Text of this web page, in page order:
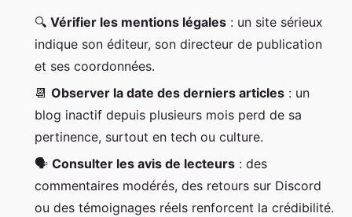
🔍 Vérifier les mentions légales : un site sérieux
indique son éditeur, son directeur de publication
et ses coordonnées.
📆 Observer la date des derniers articles : un
blog inactif depuis plusieurs mois perd de sa
pertinence, surtout en tech ou culture.
🗣️ Consulter les avis de lecteurs : des
commentaires modérés, des retours sur Discord
ou des témoignages réels renforcent la crédibilité.